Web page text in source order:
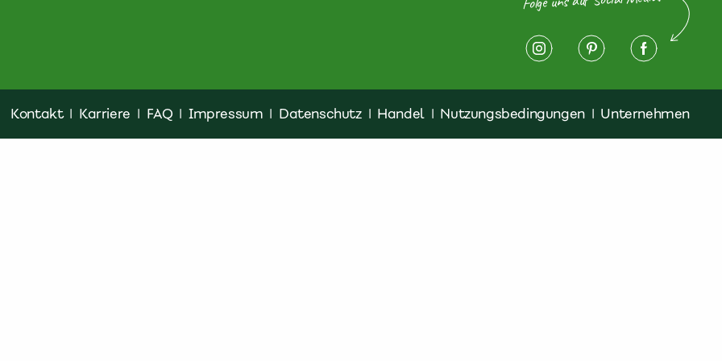
Kontakt | Karriere | FAQ | Impressum | Datenschutz | Handel | Nutzungsbedingungen | Unternehmen